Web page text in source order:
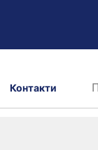
Контакти